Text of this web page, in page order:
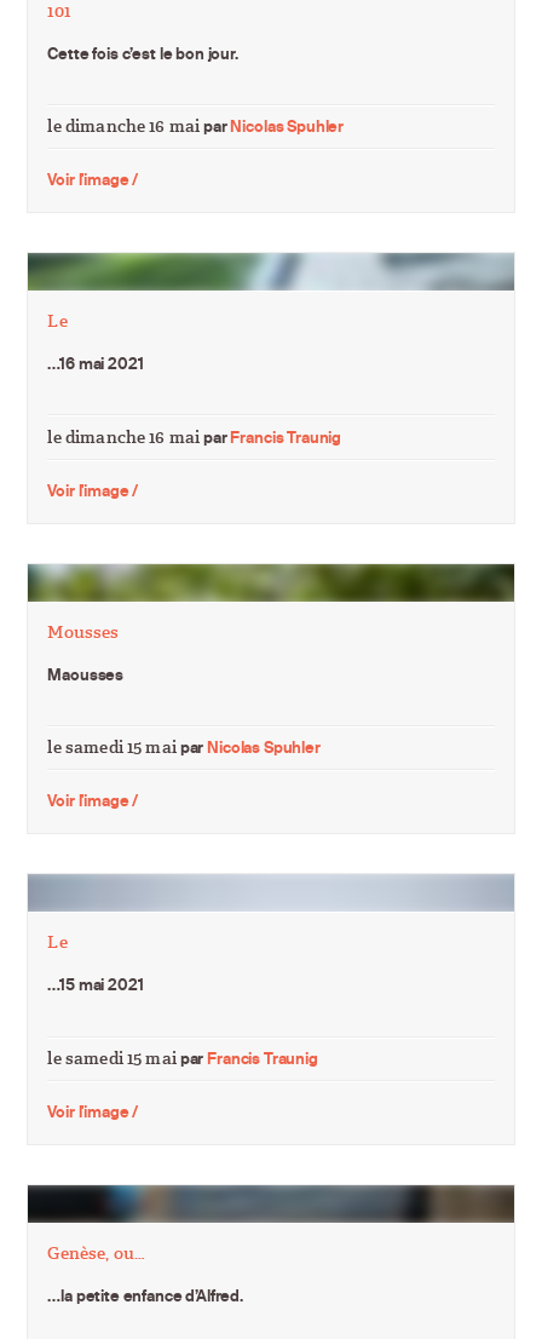
101
Cette fois c’est le bon jour.
le dimanche 16 maiparNicolas Spuhler
Voir l'image /
Le
…16 mai 2021
le dimanche 16 maiparFrancis Traunig
Voir l'image /
Mousses
Maousses
le samedi 15 maiparNicolas Spuhler
Voir l'image /
Le
…15 mai 2021
le samedi 15 maiparFrancis Traunig
Voir l'image /
Genèse, ou…
…la petite enfance d’Alfred.